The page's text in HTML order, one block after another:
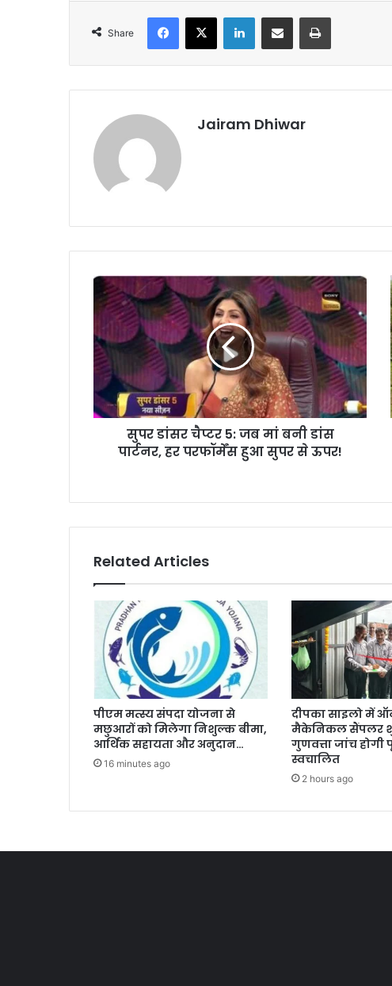
Share
Facebook
X LinkedInShare via Email Print
Jairam Dhiwar
सुपर
डांसर
चैप्टर
5:
जब
मां
बनी
डांस
पार्टनर,
परफॉर्मेंस
सुपर डांसर चैप्टर 5: जब मां बनी डांस
पार्टनर, हर परफॉर्मेंस हुआ सुपर से ऊपर!
Related Articles
पीएम मत्स्य संपदा योजना से
मछुआरों को मिलेगा निशुल्क बीमा,
आर्थिक सहायता और अनुदान…
16 minutes ago
दीपका साइलो में
मैकेनिकल सैंपलर
गुणवत्ता जांच होगी
स्वचालित
2 hours ago